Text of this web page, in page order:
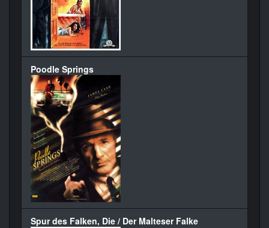
Poodle Springs
Spur des Falken, Die / Der Malteser Falke